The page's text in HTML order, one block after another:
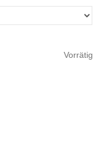
Vorrätig